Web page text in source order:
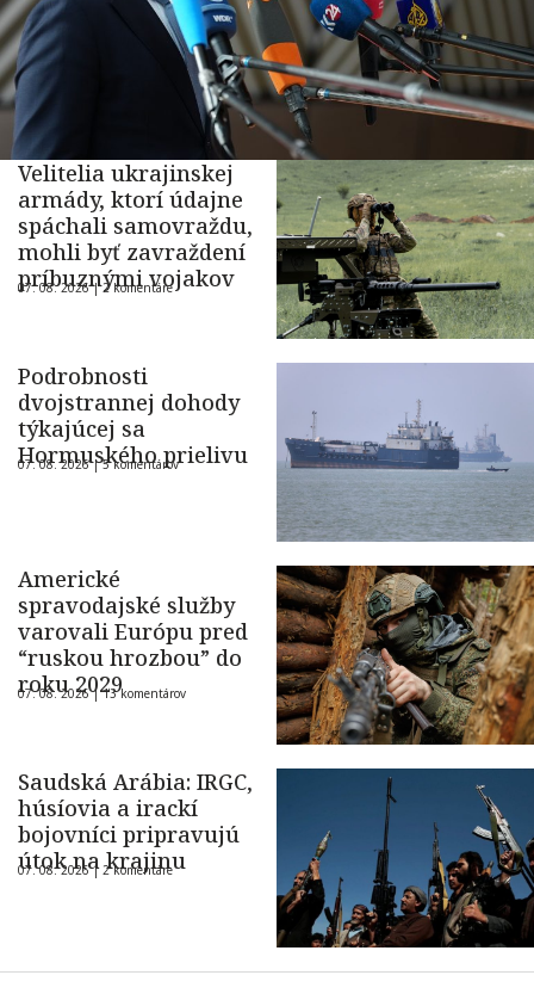
Velitelia ukrajinskej
armády, ktorí údajne
spáchali samovraždu,
mohli byť zavraždení
príbuznými vojakov
07. 08. 2026 |2 komentáre
Podrobnosti
dvojstrannej dohody
týkajúcej sa
Hormuského prielivu
07. 08. 2026 |5 komentárov
Americké
spravodajské služby
varovali Európu pred
“ruskou hrozbou” do
roku 2029
07. 08. 2026 |13 komentárov
Saudská Arábia: IRGC,
húsíovia a irackí
bojovníci pripravujú
útok na krajinu
07. 08. 2026 |2 komentáre